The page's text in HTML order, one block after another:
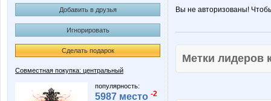
Добавить в друзья
Игнорировать
Сделать подарок
Совместная покупка: центральный
популярность:
5987 место -2
Вы не авторизованы!
Метки